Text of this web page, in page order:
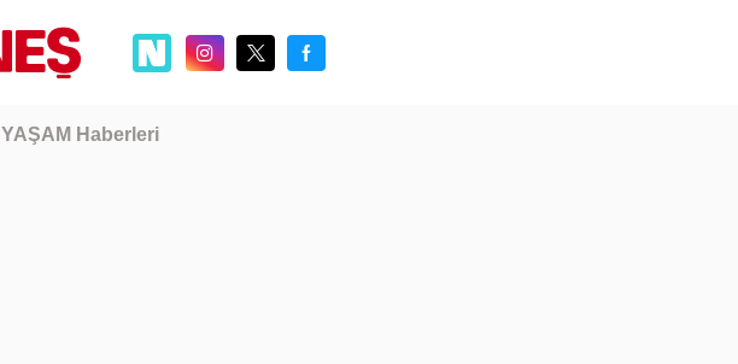
YAŞAM Haberleri